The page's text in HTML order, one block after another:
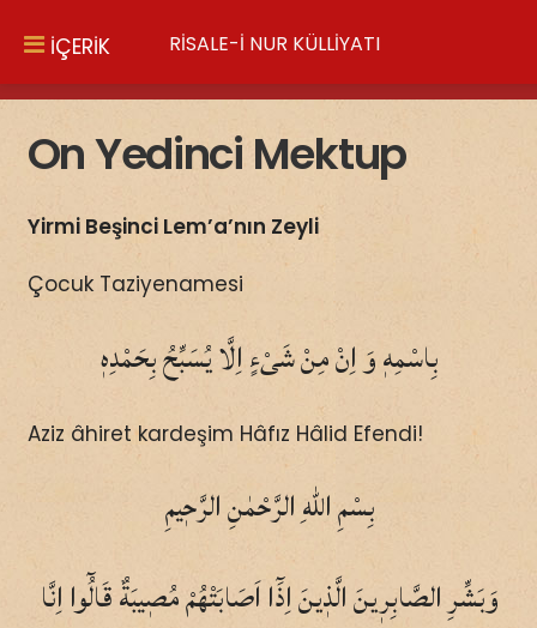
On Yedinci Mektup
Yirmi Beşinci Lem’a’nın Zeyli
Çocuk Taziyenamesi
بِاسْمِهٖ وَ اِنْ مِنْ شَىْءٍ اِلَّا يُسَبِّحُ بِحَمْدِهٖ
Aziz âhiret kardeşim Hâfız Hâlid Efendi!
بِسْمِ اللّٰهِ الرَّحْمٰنِ الرَّحٖيمِ
وَبَشِّرِ الصَّابِرٖينَ الَّذٖينَ اِذَٓا اَصَابَتْهُمْ مُصٖيبَةٌ قَالُٓوا اِنَّا
İÇERİK RİSALE-İ NUR KÜLLİYATI